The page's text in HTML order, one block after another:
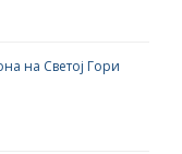
на Светој Гори